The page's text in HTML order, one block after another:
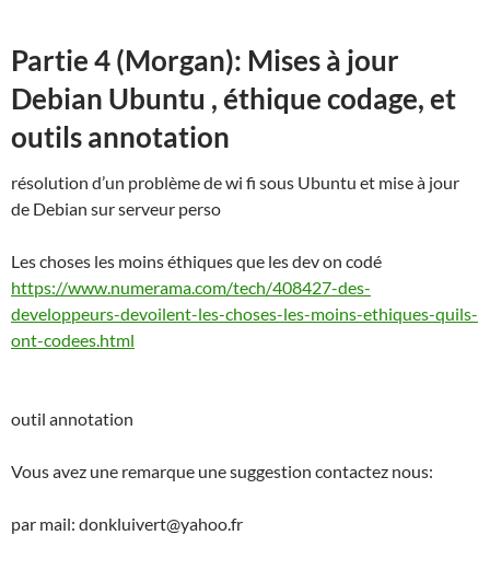
Partie 4 (Morgan): Mises à jour
Debian Ubuntu , éthique codage, et
outils annotation
résolution d’un problème de wi fi sous Ubuntu et mise à jour
de Debian sur serveur perso
Les choses les moins éthiques que les dev on codé
https://www.numerama.com/tech/408427-des-
developpeurs-devoilent-les-choses-les-moins-ethiques-quils-
ont-codees.html
outil annotation
Vous avez une remarque une suggestion contactez nous:
par mail: donkluivert@yahoo.fr